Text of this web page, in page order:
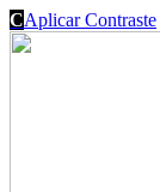
CAplicar Contraste